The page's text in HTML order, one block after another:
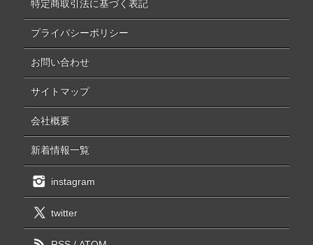
特定商取引法に基づく表記
プライバシーポリシー
お問い合わせ
サイトマップ
会社概要
新着情報一覧
instagram
twitter